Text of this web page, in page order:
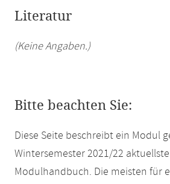
Literatur
(Keine Angaben.)
Bitte beachten Sie:
Diese Seite beschreibt ein Modul
Wintersemester 2021/22
Modulhandbuch. Die meisten für